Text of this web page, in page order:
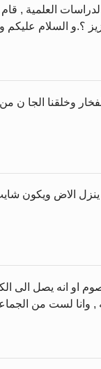
وسلم >> المزيد
العلمية , قام
؟.و السلام
وخلقنا الجا ن
الاض ويكون
او انه يصل الى
وانا لست من